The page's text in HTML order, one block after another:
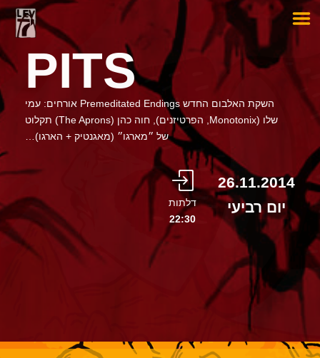
PITS
השקת האלבום החדש Premeditated Endings אורחים: עמי
שלו (Monotonix, הפרטיזנים), חוה כהן (The Aprons) תקלוט
של ״מארגו״ (מאגנטיק + הארגו)…
26.11.2014
יום רביעי
דלתות
22:30